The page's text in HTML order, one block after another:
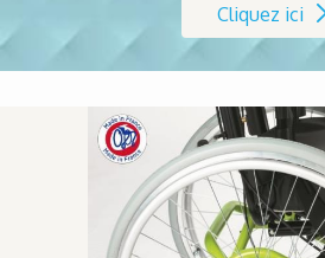
Cliquez ici